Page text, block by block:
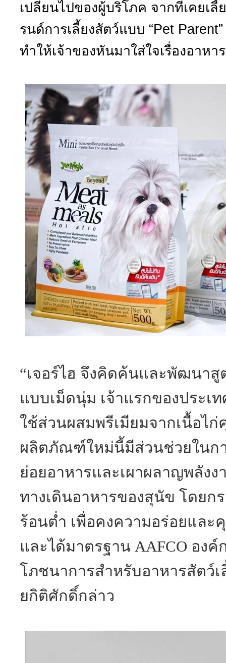
เปลี่ยนไปของผู้บริโภค จากที่เคยเลี้
รนด์การเลี้ยงสัตว์แบบ “Pet
ทำให้เจ้าของหันมาใส่ใจเรื่องอาห
“เจอร์ไฮ จึงคิดค้นและพัฒนา
แบบเม็ดนุ่ม เจ้าแรกของประเ
ใช้ส่วนผสมพรีเมียมจากเนื้อไ
ผลิตภัณฑ์ใหม่นี้มีส่วนช่วยในก
ย่อยอาหารและเผาผลาญพลัง
ทางเดินอาหารของสุนัข โดย
ร้อนต่ำ เพื่อคงความอร่อยแล
และได้มาตรฐาน AAFCO อง
โภชนาการสำหรับอาหารสัตว์เ
ยกิติศักดิ์กล่าว